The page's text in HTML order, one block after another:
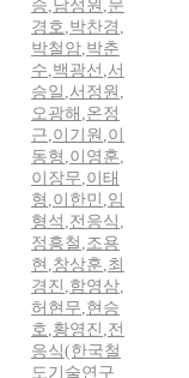
승,남성원 ,문
경호,박찬경 ,
박철암,박춘
수,백광선 ,서
승일 ,서정원 ,
오광해 ,온정
근,이기원 ,이
동형 ,이영훈,
이장무,이태
형 ,이한민 ,임
형석 ,전응식 ,
정흥철 ,조용
현 ,창상훈,최
경진 ,함영삼,
허현무,현승
호,황영진 ,전
응식(한국철
도기술연구